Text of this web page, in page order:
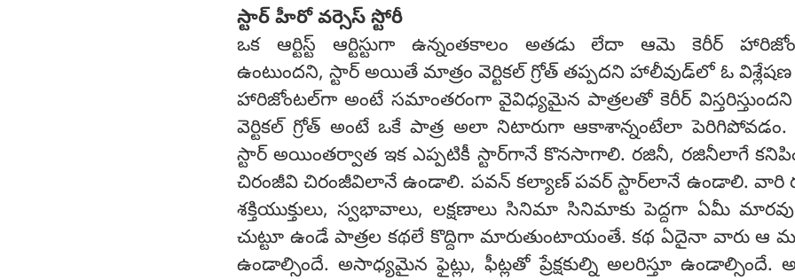
స్టార్ హీరో వర్సెస్ స్టోరీ
ఒక ఆర్టిస్ట్ ఆర్టిస్టుగా ఉన్నంతకాలం అతడు లేదా ఆమె కెరీర్
ఉంటుందని, స్టార్ అయితే మాత్రం వెర్టికల్ గ్రోత్ తప్పదని హాలీవుడ్‌లో ఓ
హారిజోంటల్‌గా అంటే సమాంతరంగా వైవిధ్యమైన పాత్రలతో కెరీర్ విస్తరిస్తుందని
వెర్టికల్ గ్రోత్ అంటే ఒకే పాత్ర అలా నిటారుగా ఆకాశాన్నంటేలా పెరిగిపోవడం.
స్టార్ అయింతర్వాత ఇక ఎప్పటికీ స్టార్‌గానే కొనసాగాలి. రజినీ, రజినీలాగే
చిరంజీవి చిరంజీవిలానే ఉండాలి. పవన్ కల్యాణ్ పవర్ స్టార్‌లానే ఉండాలి. వారి
శక్తియుక్తులు, స్వభావాలు, లక్షణాలు సినిమా సినిమాకు పెద్దగా ఏమీ
చుట్టూ ఉండే పాత్రల కథలే కొద్దిగా మారుతుంటాయంతే. కథ ఏదైనా వారు ఆ
ఉండాల్సిందే. అసాధ్యమైన ఫైట్లు, ఫీట్లతో ప్రేక్షకుల్ని అలరిస్తూ ఉండాల్సిందే.